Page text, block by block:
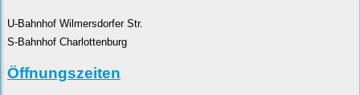
U-Bahnhof Wilmersdorfer Str.
S-Bahnhof Charlottenburg
Öffnungszeiten